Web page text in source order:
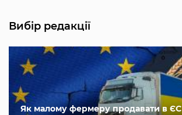
Вибір редакції
Як малому фермеру продавати в ЄС